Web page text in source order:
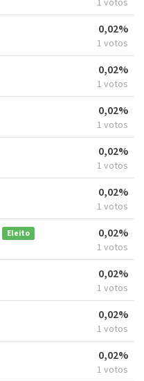
0,02%
1 votos
0,02%
1 votos
0,02%
1 votos
0,02%
1 votos
0,02%
1 votos
Eleito 0,02%
1 votos
0,02%
1 votos
0,02%
1 votos
0,02%
1 votos